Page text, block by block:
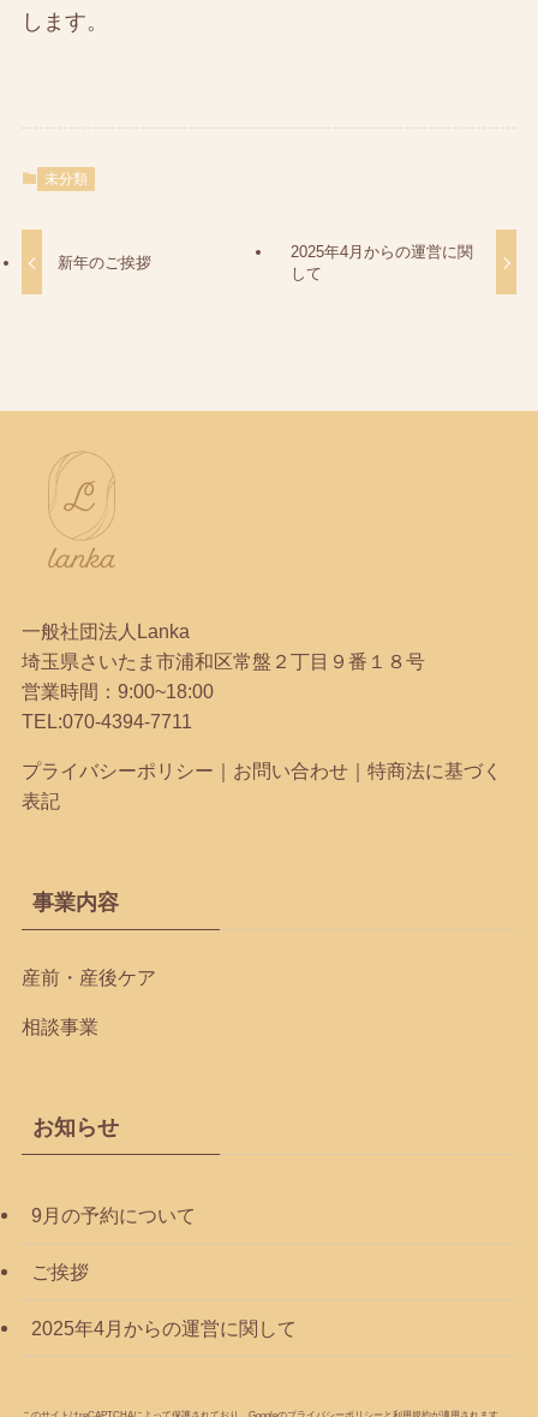
します。
未分類
新年のご挨拶
2025年4月からの運営に関
して
一般社団法人Lanka
埼玉県さいたま市浦和区常盤２丁目９番１８号
営業時間：9:00~18:00
TEL:070-4394-7711
プライバシーポリシー お問い合わせ｜ 特商法に基づく
表記
事業内容
産前・産後ケア
相談事業
お知らせ
9月の予約について
ご挨拶
2025年4月からの運営に関して
このサイトはreCAPTCHAによって保護されており、Googleのプライバシーポリシー と 利用規約が適用されます。